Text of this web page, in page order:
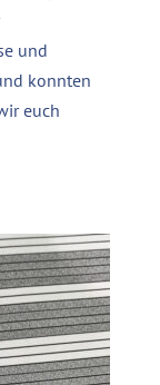
und
konnten
euch